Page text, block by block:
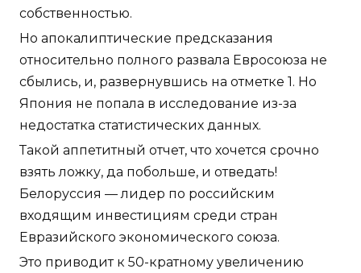
собственностью.
Но апокалиптические предсказания
относительно полного развала Евросоюза не
сбылись, и, развернувшись на отметке 1. Но
Япония не попала в исследование из-за
недостатка статистических данных.
Такой аппетитный отчет, что хочется срочно
взять ложку, да побольше, и отведать!
Белоруссия — лидер по российским
входящим инвестициям среди стран
Евразийского экономического союза.
Это приводит к 50-кратному увеличению